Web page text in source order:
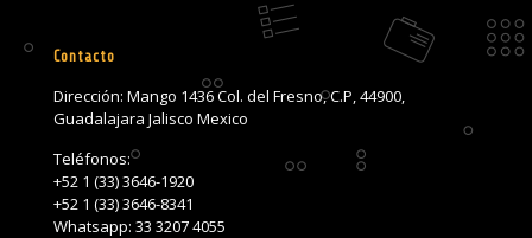
Contacto
Dirección: Mango 1436 Col. del Fresno, C.P, 44900,
Guadalajara Jalisco Mexico
Teléfonos:
+52 1 (33) 3646-1920
+52 1 (33) 3646-8341
Whatsapp: 33 3207 4055